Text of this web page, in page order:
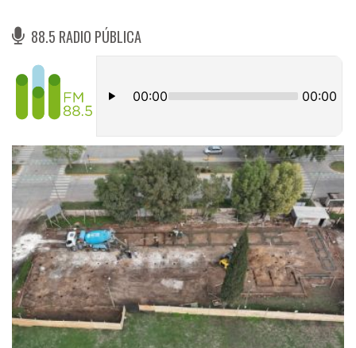
88.5 RADIO PÚBLICA